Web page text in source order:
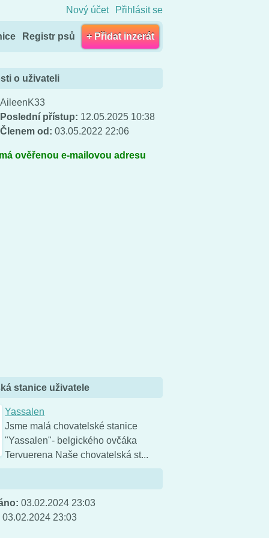
Nový účet Přihlásit se
Registr psů + Přidat inzerát
o uživateli
AileenK33
Poslední přístup: 12.05.2025 10:38
Členem od: 03.05.2022 22:06
ověřenou e-mailovou adresu
stanice uživatele
Yassalen
Jsme malá chovatelské stanice
"Yassalen"- belgického ovčáka
Tervuerena Naše chovatelská st...
03.02.2024 23:03
03.02.2024 23:03